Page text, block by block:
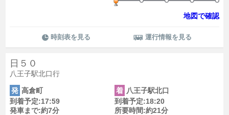
地図で確認
時刻表を見る 運行情報を見る
日５０
八王子駅北口行
発 高倉町
到着予定:17:59
発車まで:約7分
着 八王子駅北口
到着予定:18:20
所要時間:約21分